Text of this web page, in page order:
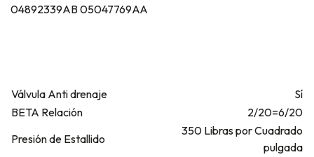
04892339AB 05047769AA
Válvula Anti drenaje
Sí
BETA Relación
2/20=6/20
Presión de Estallido
350 Libras por Cuadrado
pulgada